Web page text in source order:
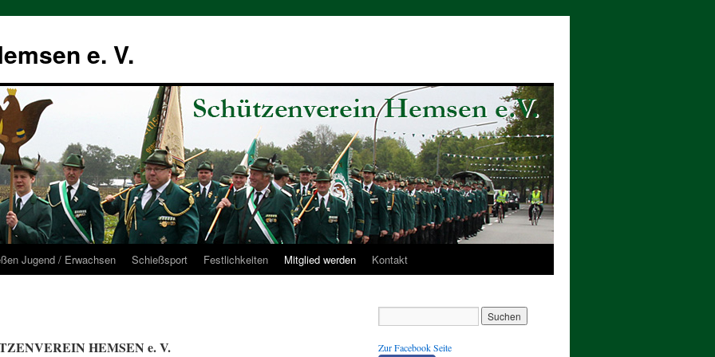
e. V.
Jugend / Erwachsen Schießsport Festlichkeiten Mitglied werden Kontakt
HEMSEN e. V. Zur Facebook Seite